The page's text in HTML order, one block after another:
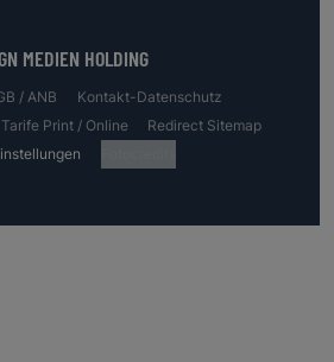
MEDIEN HOLDING
/ ANB
Kontakt-Datenschutz
Tarife Print / Online
Redirect Sitemap